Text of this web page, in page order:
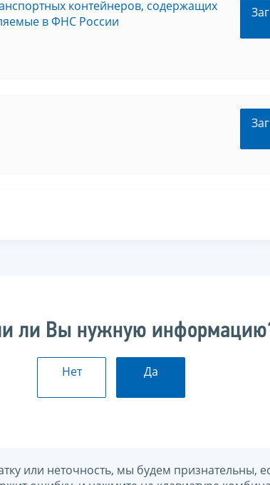
контейнеров, содержащих
в ФНС России
ли Вы нужную
Нет Да
или неточность, мы будем признательны,